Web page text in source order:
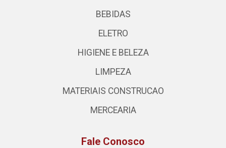
BEBIDAS
ELETRO
HIGIENE E BELEZA
LIMPEZA
MATERIAIS CONSTRUCAO
MERCEARIA
Fale Conosco